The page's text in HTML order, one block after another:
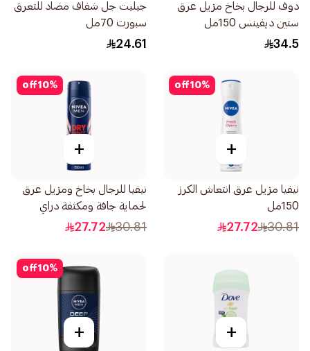
دوف للرجال بخاخ مزيل عرق
ستين ديفينس 150مل
34.5
جيليت جل شفاف مضاد للتعرق
سبورت 70مل
24.61
10%
off
+
نيفيا مزيل عرق انتعاش الكرز
150مل
30.81
27.72
10%
off
+
نيفيا للرجال بخاخ ومزيل عرق
لحماية جافة ومكثفة دراي
إمباكت 150مل
30.81
27.72
+
10%
off
+